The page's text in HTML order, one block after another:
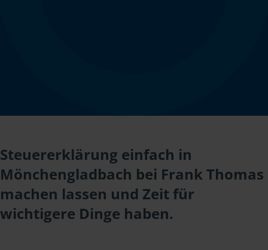
Steuererklärung einfach in
Mönchengladbach bei Frank Thomas
machen lassen und Zeit für
wichtigere Dinge haben.